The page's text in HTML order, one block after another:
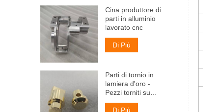
Cina produttore di
parti in alluminio
lavorato cnc
Di Più
Parti di tornio in
lamiera d'oro -
Pezzi torniti su
misura
Di Più